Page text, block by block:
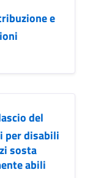
e
del
per disabili
sosta
abili